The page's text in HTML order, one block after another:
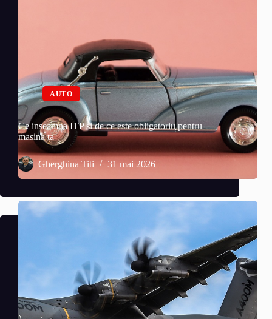
AUTO
Ce inseamna ITP si de ce este obligatoriu pentru
masina ta
Gherghina Titi 31 mai 2026